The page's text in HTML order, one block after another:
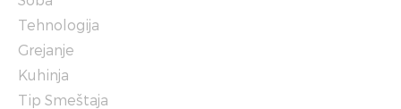
Tehnologija
Grejanje
Kuhinja
Tip Smeštaja